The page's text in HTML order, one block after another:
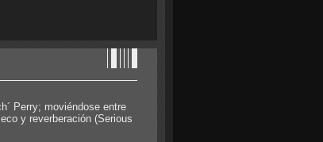
Perry; moviéndose entre
y reverberación (Serious